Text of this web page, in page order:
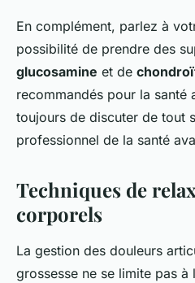
En complément, parlez à
possibilité de prendre des
glucosamine et de
recommandés pour la santé
toujours de discuter de tout
professionnel de la santé
Techniques de
corporels
La gestion des douleurs
grossesse ne se limite pas à